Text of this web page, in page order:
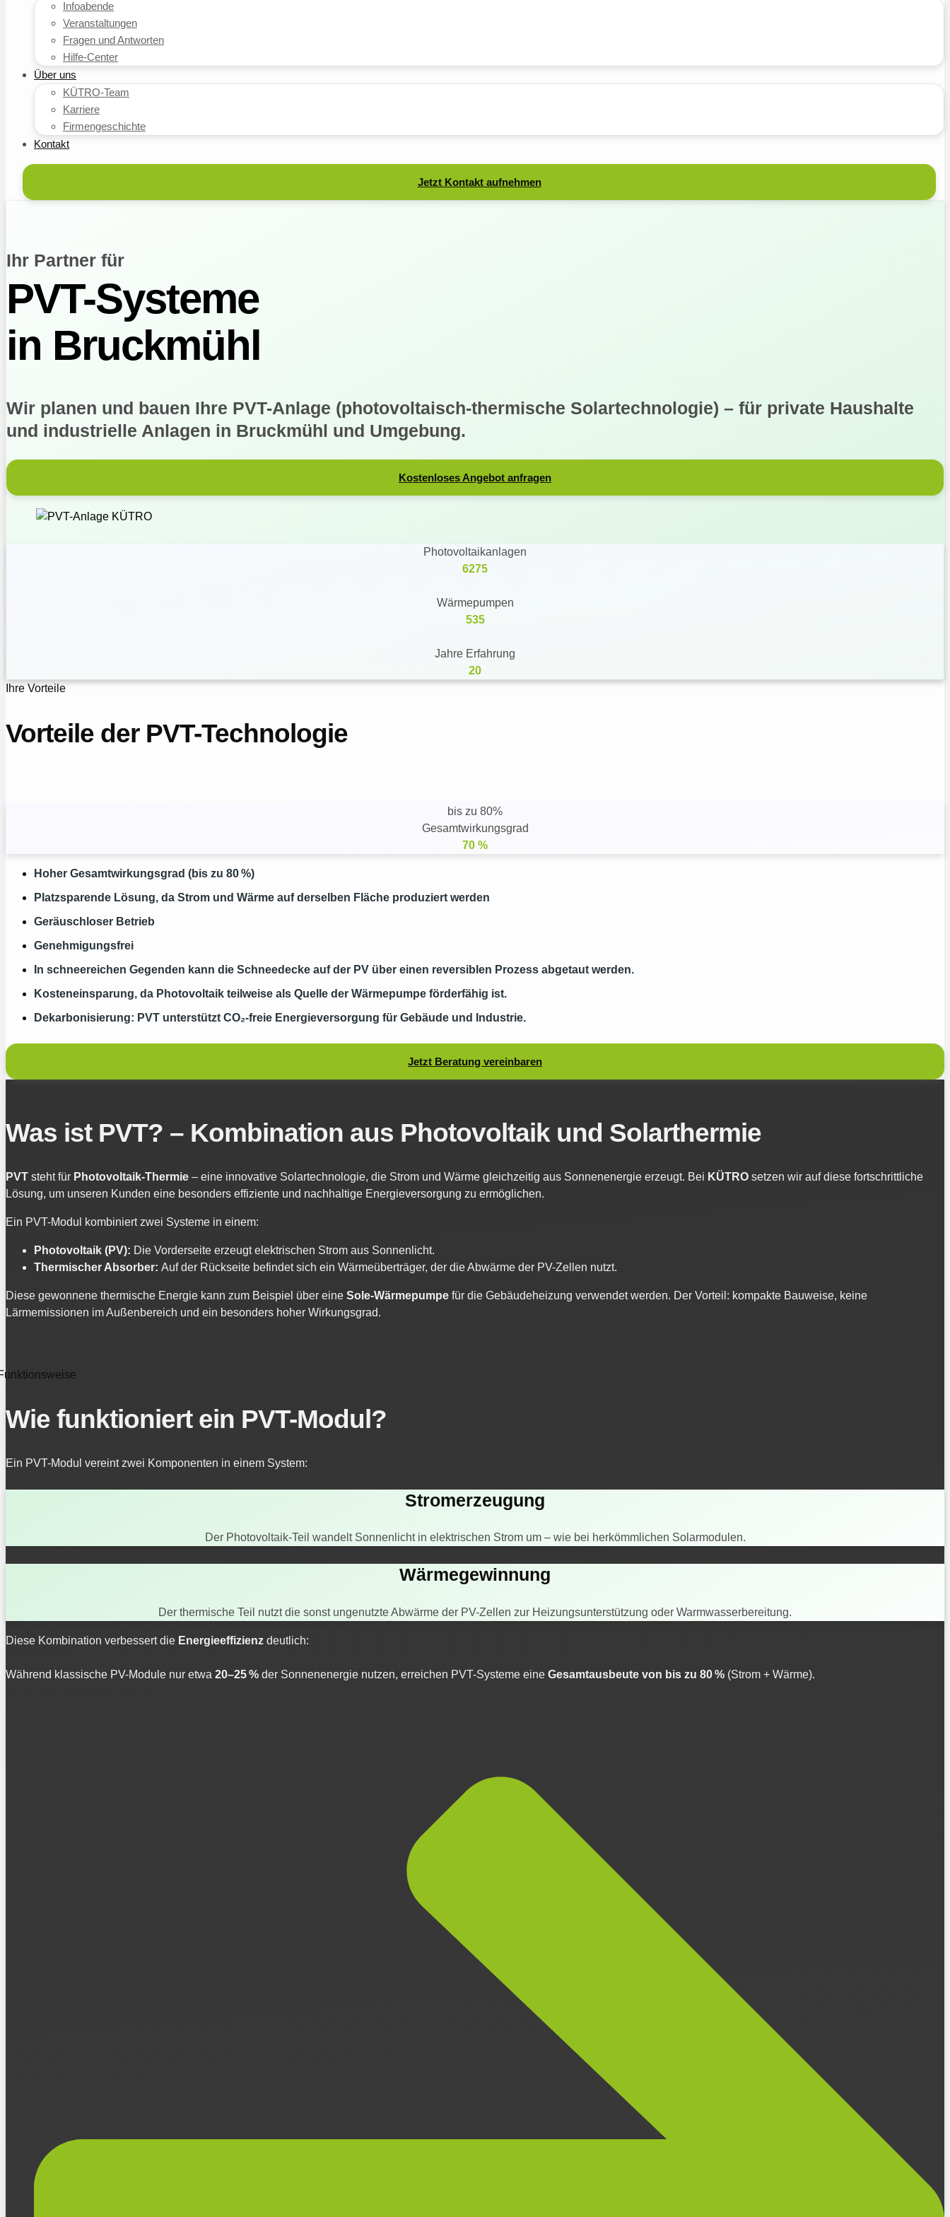
Infoabende
Veranstaltungen
Fragen und Antworten
Hilfe-Center
Über uns
KÜTRO-Team
Karriere
Firmengeschichte
Kontakt
Jetzt Kontakt aufnehmen
Ihr Partner für
PVT-Systeme
in Bruckmühl
Wir planen und bauen Ihre PVT-Anlage (photovoltaisch-thermische Solartechnologie) – für private Haushalte
und industrielle Anlagen in Bruckmühl und Umgebung.
Kostenloses Angebot anfragen
Photovoltaikanlagen
6275
Wärmepumpen
535
Jahre Erfahrung
20
Ihre Vorteile
Vorteile der PVT-Technologie
bis zu 80%
Gesamtwirkungsgrad
70 %
Hoher Gesamtwirkungsgrad (bis zu 80 %)
Platzsparende Lösung, da Strom und Wärme auf derselben Fläche produziert werden
Geräuschloser Betrieb
Genehmigungsfrei
In schneereichen Gegenden kann die Schneedecke auf der PV über einen reversiblen Prozess abgetaut werden.
Kosteneinsparung, da Photovoltaik teilweise als Quelle der Wärmepumpe förderfähig ist.
Dekarbonisierung: PVT unterstützt CO₂-freie Energieversorgung für Gebäude und Industrie.
Jetzt Beratung vereinbaren
Was ist PVT? – Kombination aus Photovoltaik und Solarthermie
PVT steht für Photovoltaik-Thermie – eine innovative Solartechnologie, die Strom und Wärme gleichzeitig aus Sonnenenergie erzeugt. Bei KÜTRO setzen wir auf diese fortschrittliche
Lösung, um unseren Kunden eine besonders effiziente und nachhaltige Energieversorgung zu ermöglichen.
Ein PVT-Modul kombiniert zwei Systeme in einem:
Photovoltaik (PV): Die Vorderseite erzeugt elektrischen Strom aus Sonnenlicht.
Thermischer Absorber: Auf der Rückseite befindet sich ein Wärmeüberträger, der die Abwärme der PV-Zellen nutzt.
Diese gewonnene thermische Energie kann zum Beispiel über eine Sole-Wärmepumpe für die Gebäudeheizung verwendet werden. Der Vorteil: kompakte Bauweise, keine
Lärmemissionen im Außenbereich und ein besonders hoher Wirkungsgrad.
Wie funktioniert ein PVT-Modul?
Ein PVT-Modul vereint zwei Komponenten in einem System:
Stromerzeugung
Der Photovoltaik-Teil wandelt Sonnenlicht in elektrischen Strom um – wie bei herkömmlichen Solarmodulen.
Wärmegewinnung
Der thermische Teil nutzt die sonst ungenutzte Abwärme der PV-Zellen zur Heizungsunterstützung oder Warmwasserbereitung.
Diese Kombination verbessert die Energieeffizienz deutlich:
Während klassische PV-Module nur etwa 20–25 % der Sonnenenergie nutzen, erreichen PVT-Systeme eine Gesamtausbeute von bis zu 80 % (Strom + Wärme).